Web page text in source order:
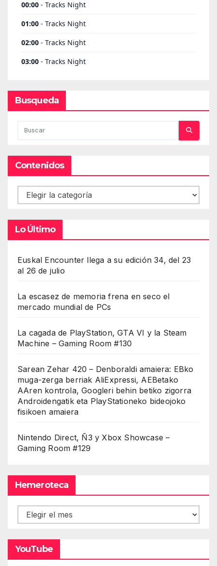
Busqueda
Contenidos
Contenidos
Lo Último
Euskal Encounter llega a su edición 34, del 23
al 26 de julio
La escasez de memoria frena en seco el
mercado mundial de PCs
La cagada de PlayStation, GTA VI y la Steam
Machine – Gaming Room #130
Sarean Zehar 420 – Denboraldi amaiera: EBko
muga-zerga berriak AliExpressi, AEBetako
AAren kontrola, Googleri behin betiko zigorra
Androidengatik eta PlayStationeko bideojoko
fisikoen amaiera
Nintendo Direct, Ñ3 y Xbox Showcase –
Gaming Room #129
Hemeroteca
Hemeroteca
YouTube